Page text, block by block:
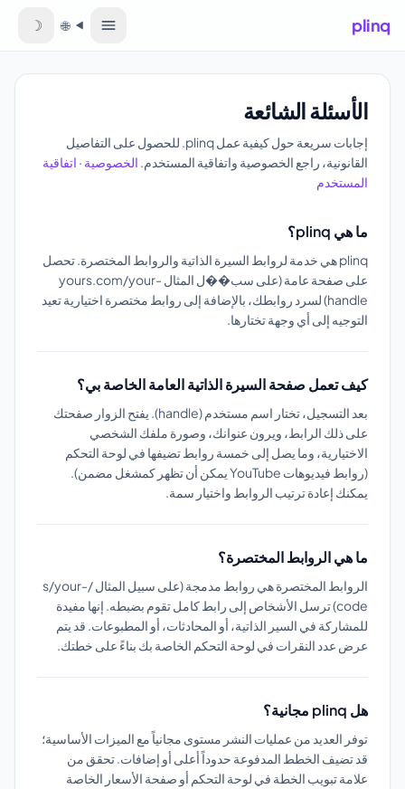
plinq
🌐 اللغة ☽
الأسئلة الشائعة
إجابات سريعة حول كيفية عمل plinq. للحصول على التفاصيل
القانونية، راجع الخصوصية واتفاقية المستخدم. الخصوصية · اتفاقية
المستخدم
ما هي plinq؟
plinq هي خدمة لروابط السيرة الذاتية والروابط المختصرة. تحصل
على صفحة عامة (على سب��ل المثال yours.com/your-
handle) لسرد روابطك، بالإضافة إلى روابط مختصرة اختيارية تعيد
التوجيه إلى أي وجهة تختارها.
كيف تعمل صفحة السيرة الذاتية العامة الخاصة بي؟
بعد التسجيل، تختار اسم مستخدم (handle). يفتح الزوار صفحتك
على ذلك الرابط، ويرون عنوانك، وصورة ملفك الشخصي
الاختيارية، وما يصل إلى خمسة روابط تضيفها في لوحة التحكم
(روابط فيديوهات YouTube يمكن أن تظهر كمشغل مضمن).
يمكنك إعادة ترتيب الروابط واختيار سمة.
ما هي الروابط المختصرة؟
الروابط المختصرة هي روابط مدمجة (على سبيل المثال /s/your-
code) ترسل الأشخاص إلى رابط كامل تقوم بضبطه. إنها مفيدة
للمشاركة في السير الذاتية، أو المحادثات، أو المطبوعات. قد يتم
عرض عدد النقرات في لوحة التحكم الخاصة بك بناءً على خطتك.
هل plinq مجانية؟
توفر العديد من عمليات النشر مستوى مجانياً مع الميزات الأساسية؛
قد تضيف الخطط المدفوعة حدوداً أعلى أو إضافات. تحقق من
علامة تبويب الخطة في لوحة التحكم أو صفحة الأسعار الخاصة